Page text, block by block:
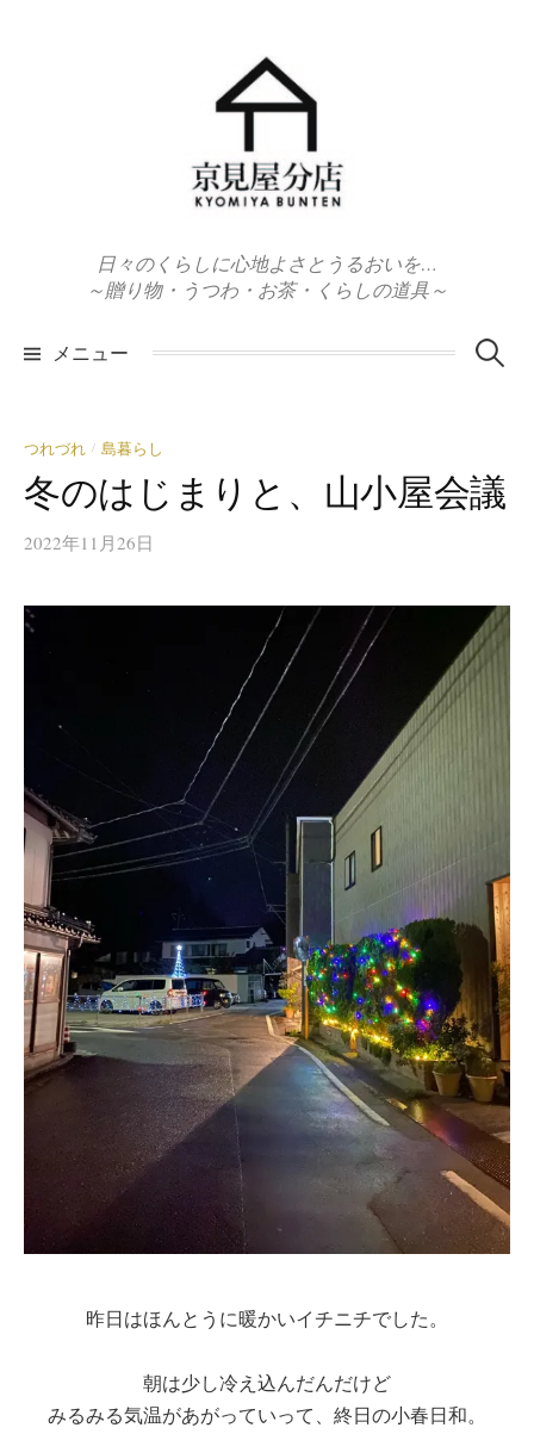
日々のくらしに心地よさとうるおいを…
～贈り物・うつわ・お茶・くらしの道具～
メニュー 検
つれづれ / 島暮らし
冬のはじまりと、山小屋会議
2022年11月26日
昨日はほんとうに暖かいイチニチでした。
朝は少し冷え込んだんだけど
みるみる気温があがっていって、終日の小春日和。